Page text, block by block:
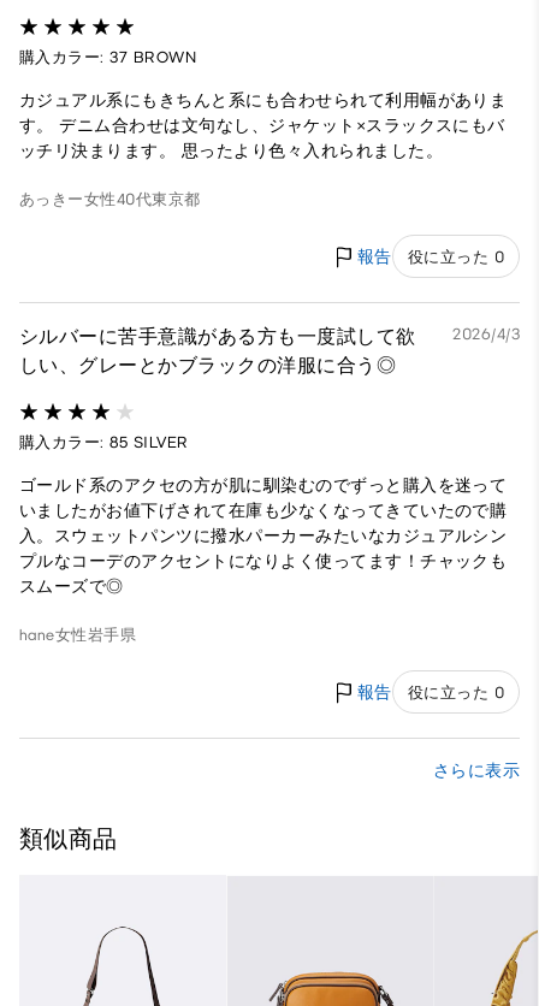
購入カラー: 37 BROWN
カジュアル系にもきちんと系にも合わせられて利用幅がありま
す。 デニム合わせは文句なし、ジャケット×スラックスにもバ
ッチリ決まります。 思ったより色々入れられました。
あっきー女性40代東京都
報告 役に立った 0
シルバーに苦手意識がある方も一度試して欲
しい、グレーとかブラックの洋服に合う◎
2026/4/3
購入カラー: 85 SILVER
ゴールド系のアクセの方が肌に馴染むのでずっと購入を迷って
いましたがお値下げされて在庫も少なくなってきていたので購
入。スウェットパンツに撥水パーカーみたいなカジュアルシン
プルなコーデのアクセントになりよく使ってます！チャックも
スムーズで◎
hane女性岩手県
報告 役に立った 0
さらに表示
類似商品